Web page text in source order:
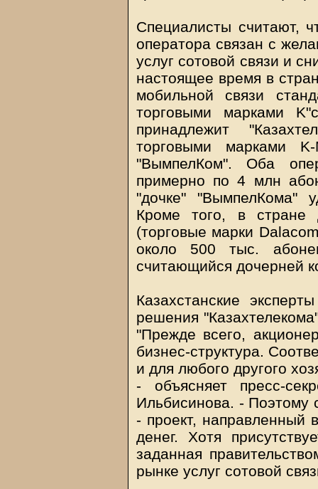
Специалисты считают,
оператора связан с
услуг сотовой связи и
настоящее время в
мобильной связи
торговыми марками
принадлежит
торговыми марками
"ВымпелКом". Оба
примерно по 4 млн
"дочке" "ВымпелКома"
Кроме того, в стране
(торговые марки
около 500 тыс.
считающийся дочерней
Казахстанские
решения
"Прежде всего,
бизнес-структура.
и для любого другого
- объясняет пресс-
Ильбисинова. - Поэтому
- проект, направленный
денег. Хотя
заданная
рынке услуг сотовой